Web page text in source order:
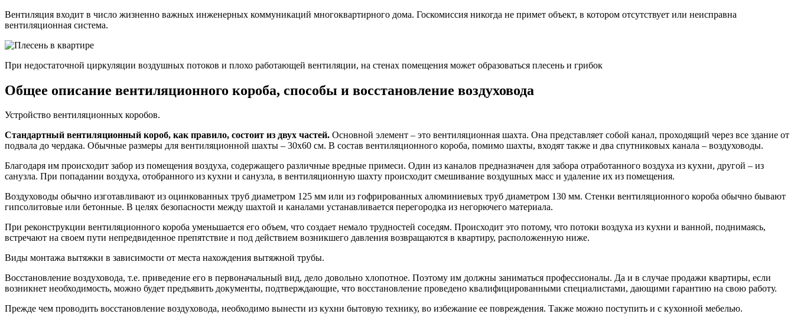
Вентиляция входит в число жизненно важных инженерных коммуникаций многоквартирного дома. Госкомиссия никогда не примет объект, в котором отсутствует или неисправна
вентиляционная система.
При недостаточной циркуляции воздушных потоков и плохо работающей вентиляции, на стенах помещения может образоваться плесень и грибок
Общее описание вентиляционного короба, способы и восстановление воздуховода
Устройство вентиляционных коробов.
Стандартный вентиляционный короб, как правило, состоит из двух частей. Основной элемент – это вентиляционная шахта. Она представляет собой канал, проходящий через все здание от
подвала до чердака. Обычные размеры для вентиляционной шахты – 30х60 см. В состав вентиляционного короба, помимо шахты, входят также и два спутниковых канала – воздуховоды.
Благодаря им происходит забор из помещения воздуха, содержащего различные вредные примеси. Один из каналов предназначен для забора отработанного воздуха из кухни, другой – из
санузла. При попадании воздуха, отобранного из кухни и санузла, в вентиляционную шахту происходит смешивание воздушных масс и удаление их из помещения.
Воздуховоды обычно изготавливают из оцинкованных труб диаметром 125 мм или из гофрированных алюминиевых труб диаметром 130 мм. Стенки вентиляционного короба обычно бывают
гипсолитовые или бетонные. В целях безопасности между шахтой и каналами устанавливается перегородка из негорючего материала.
При реконструкции вентиляционного короба уменьшается его объем, что создает немало трудностей соседям. Происходит это потому, что потоки воздуха из кухни и ванной, поднимаясь,
встречают на своем пути непредвиденное препятствие и под действием возникшего давления возвращаются в квартиру, расположенную ниже.
Виды монтажа вытяжки в зависимости от места нахождения вытяжной трубы.
Восстановление воздуховода, т.е. приведение его в первоначальный вид, дело довольно хлопотное. Поэтому им должны заниматься профессионалы. Да и в случае продажи квартиры, если
возникнет необходимость, можно будет предъявить документы, подтверждающие, что восстановление проведено квалифицированными специалистами, дающими гарантию на свою работу.
Прежде чем проводить восстановление воздуховода, необходимо вынести из кухни бытовую технику, во избежание ее повреждения. Также можно поступить и с кухонной мебелью.